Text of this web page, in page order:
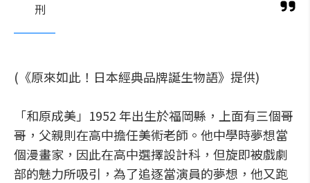
刑
(《原來如此！日本經典品牌誕生物語》提供)
「和原成美」1952 年出生於福岡縣，上面有三個哥
哥，父親則在高中擔任美術老師。他中學時夢想當
個漫畫家，因此在高中選擇設計科，但旋即被戲劇
部的魅力所吸引，為了追逐當演員的夢想，他又跑